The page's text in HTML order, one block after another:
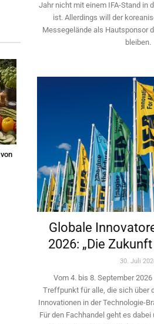
Jahr nicht mit einem IFA-Stand in
ist. Allerdings will ­der
Messegelände als Hautsponsor
bleiben.
Globale
2026: „Die
30. Juli
Vom 4. bis 8. September
Treffpunkt für alle, die sich über
Innovationen in der Technologie-­
Für den Fachhandel geht es